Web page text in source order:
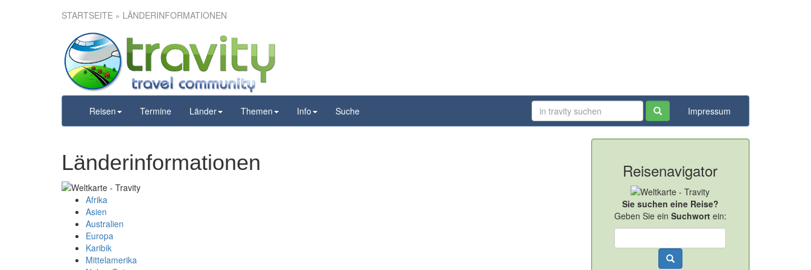
STARTSEITE » LÄNDERINFORMATIONEN
Reisen Termine Länder Themen Info Suche Impressum
Länderinformationen
Afrika
Asien
Australien
Europa
Karibik
Mittelamerika
Reisenavigator
Sie suchen eine Reise?
Geben Sie ein Suchwortein: